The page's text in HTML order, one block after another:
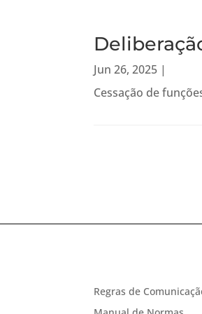
Jun 26, 2025 |
Cessação de
Regras de